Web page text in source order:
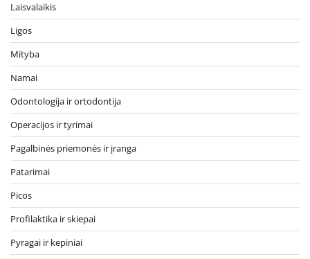
Laisvalaikis
Ligos
Mityba
Namai
Odontologija ir ortodontija
Operacijos ir tyrimai
Pagalbinės priemonės ir įranga
Patarimai
Picos
Profilaktika ir skiepai
Pyragai ir kepiniai